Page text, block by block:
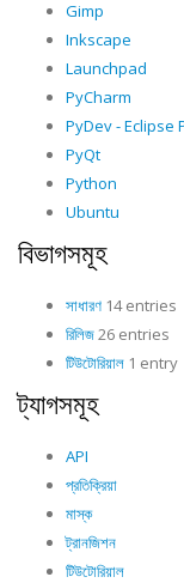
Gimp
Inkscape
Launchpad
PyCharm
PyDev - Eclipse
PyQt
Python
Ubuntu
বিভাগসমূহ
সাধারণ 14 entries
রিলিজ26 entries
টিউটোরিয়াল 1 entry
ট্যাগসমূহ
API
প্রতিক্রিয়া
মাস্ক
ট্রানজিশন
টিউটোরিয়াল